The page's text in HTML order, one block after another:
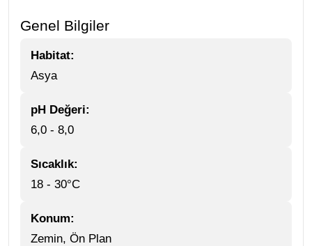
Genel Bilgiler
Habitat:
Asya
pH Değeri:
6,0 - 8,0
Sıcaklık:
18 - 30°C
Konum:
Zemin, Ön Plan